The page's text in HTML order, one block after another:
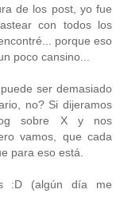
de los post, yo fue
con todos los
porque eso
poco cansino...
ser demasiado
no? Si dijeramos
sobre X y nos
vamos, que cada
para eso está.
:D (algún día me